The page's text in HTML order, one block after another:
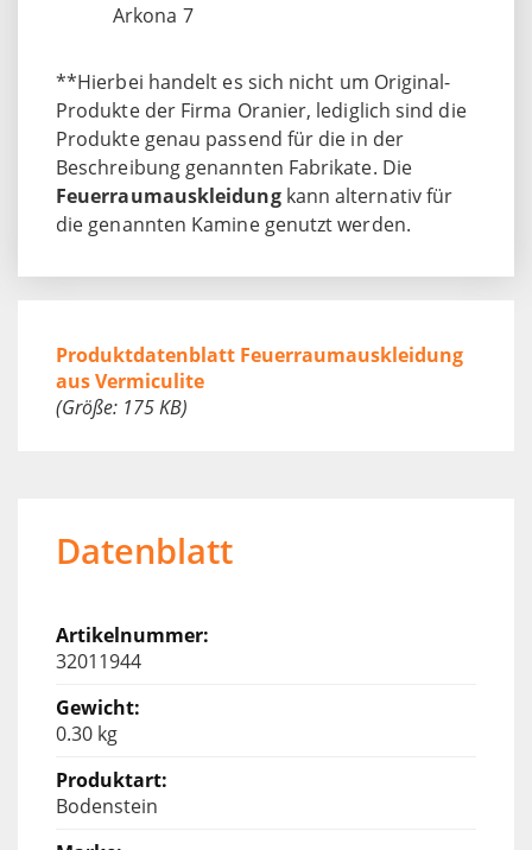
Arkona 7
**Hierbei handelt es sich nicht um Original-
Produkte der Firma Oranier, lediglich sind die
Produkte genau passend für die in der
Beschreibung genannten Fabrikate. Die
Feuerraumauskleidungkann alternativ für
die genannten Kamine genutzt werden.
Produktdatenblatt Feuerraumauskleidung
aus Vermiculite
(Größe: 175 KB)
Datenblatt
32011944
0.30 kg
Bodenstein